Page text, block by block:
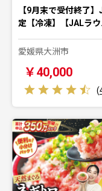
【9月末で受付終了
定【冷凍】【JALラ
愛媛県大洲市
￥40,000
(